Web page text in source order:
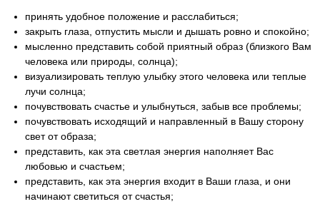
принять удобное положение и расслабиться;
закрыть глаза, отпустить мысли и дышать ровно и спокойно;
мысленно представить собой приятный образ (близкого Вам
человека или природы, солнца);
визуализировать теплую улыбку этого человека или теплые
лучи солнца;
почувствовать счастье и улыбнуться, забыв все проблемы;
почувствовать исходящий и направленный в Вашу сторону
свет от образа;
представить, как эта светлая энергия наполняет Вас
любовью и счастьем;
представить, как эта энергия входит в Ваши глаза, и они
начинают светиться от счастья;